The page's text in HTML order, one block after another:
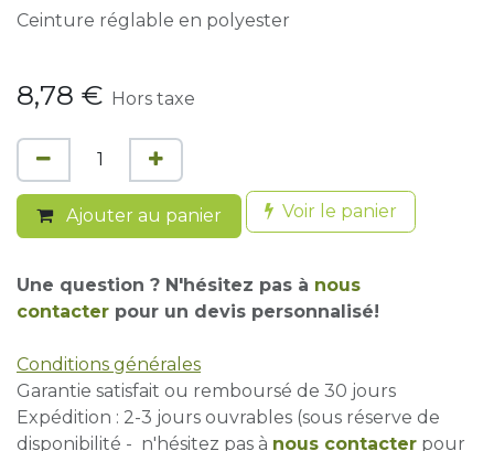
Ceinture réglable en polyester
8,78 € Hors taxe
Ajouter au panier Voir le panier
Une question ? N'hésitez pas à nous
contacter pour un devis personnalisé!
Conditions générales
Garantie satisfait ou remboursé de 30 jours
Expédition : 2-3 jours ouvrables (sous réserve de
disponibilité - n'hésitez pas à nous contacter pour